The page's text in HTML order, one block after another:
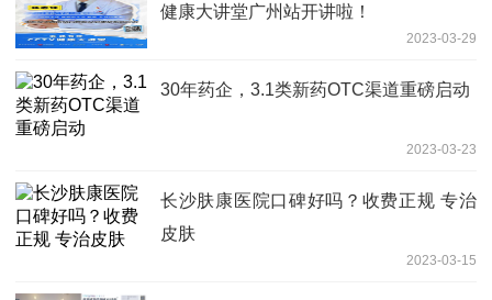
健康大讲堂广州站开讲啦！
2023-03-29
30年药企，3.1类新药OTC渠道重磅启动
2023-03-23
长沙肤康医院口碑好吗？收费正规 专治
皮肤
2023-03-15